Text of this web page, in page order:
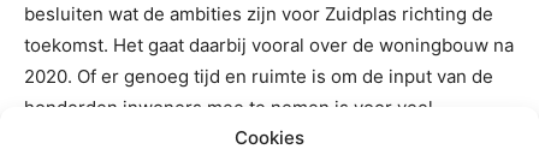
Cookies
besluiten wat de ambities zijn voor Zuidplas richting de
toekomst. Het gaat daarbij vooral over de woningbouw na
2020. Of er genoeg tijd en ruimte is om de input van de
honderden inwoners mee te nemen is voor veel
aanwezigen wel de vraag.